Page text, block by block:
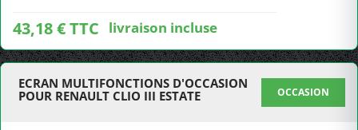
43,18 € TTC livraison incluse
ECRAN MULTIFONCTIONS D'OCCASION
POUR RENAULT CLIO III ESTATE
OCCASION